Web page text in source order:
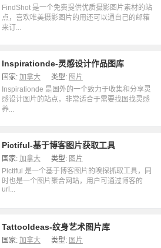
FindShot 是一个免费提供优质摄影图片素材的站
点，喜欢唯美摄影图片的用还可以通自己的邮箱
来订...
Inspirationde-灵感设计作品图库
国家: 加拿大 类型: 图片
Inspirationde 是国外的一个致力于收集和分享灵
感设计图片的站点，非常适合于需要找图找灵感
养...
Pictiful-基于博客图片获取工具
国家: 加拿大 类型: 图片
Pictiful 是一个基于博客图片的嗅探抓取工具，同
时也是一个图片聚合网站，用户可通过博客的
url...
TattooIdeas-纹身艺术图片库
国家: 加拿大 类型: 图片